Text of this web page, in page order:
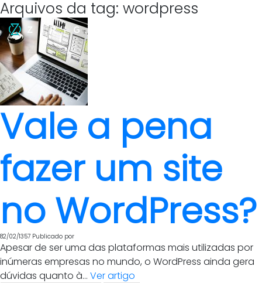
Arquivos da tag: wordpress
Vale a pena
fazer um site
no WordPress?
82/02/1357 Publicado por
Apesar de ser uma das plataformas mais utilizadas por
inúmeras empresas no mundo, o WordPress ainda gera
dúvidas quanto à... Ver artigo